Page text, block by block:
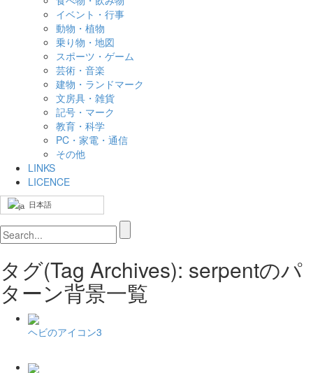
イベント・行事
動物・植物
乗り物・地図
スポーツ・ゲーム
芸術・音楽
建物・ランドマーク
文房具・雑貨
記号・マーク
教育・科学
PC・家電・通信
その他
LINKS
LICENCE
日本語
タグ(Tag Archives): serpentのパ
ターン背景一覧
ヘビのアイコン3